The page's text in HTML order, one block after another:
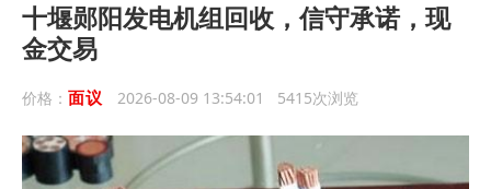
十堰郧阳发电机组回收，信守承诺，现
金交易
价格： 面议 2026-08-09 13:54:01 5415次浏览